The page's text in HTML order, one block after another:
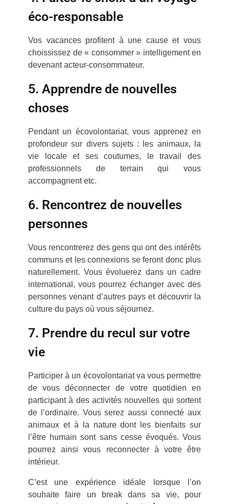
éco-responsable
Vos vacances profitent à une cause et vous
choississez de « consommer » intelligement en
devenant acteur-consommateur.
5. Apprendre de nouvelles
choses
Pendant un écovolontariat, vous apprenez en
profondeur sur divers sujets : les animaux, la
vie locale et ses coutumes, le travail des
professionnels de terrain qui vous
accompagnent etc.
6. Rencontrez de nouvelles
personnes
Vous rencontrerez des gens qui ont des intérêts
communs et les connexions se feront donc plus
naturellement. Vous évoluerez dans un cadre
international, vous pourrez échanger avec des
personnes venant d’autres pays et découvrir la
culture du pays où vous séjournez.
7. Prendre du recul sur votre
vie
Participer à un écovolontariat va vous permettre
de vous déconnecter de votre quotidien en
participant à des activités nouvelles qui sortent
de l’ordinaire. Vous serez aussi connecté aux
animaux et à la nature dont les bienfaits sur
l’être humain sont sans cesse évoqués. Vous
pourrez ainsi vous reconnecter à votre être
intérieur.
C’est une expérience idéale lorsque l’on
souhaite faire un break dans sa vie, pour